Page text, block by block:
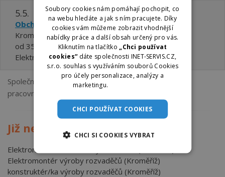
5.5.
Obchodní referenti
Kroměříž
od 35000 ,- Kč do 45000 ,- Kč
Elektro Kroměříž a.s.
Společnost Elektro Kroměříž a.s.
vystavuje 4 volná
pracovní místa .
Již neaktuální pracovní místa
Elektromechanici elektrických zařízení (Kroměříž)
Elektromontér výroby rozvaděčů (Kroměříž)
konstruktér/ka výroby rozvaděčů (Kroměříž)
Soubory cookies nám pomáhají pochopit, co
na webu hledáte a jak s ním pracujete. Díky
cookies vám můžeme zobrazit vhodnější
nabídky práce a další obsah určený pro vás.
Kliknutím na tlačítko„Chci používat
cookies“ dáte společnosti INET-SERVIS.CZ,
s.r.o. souhlas s využíváním souborů Cookies
pro účely personalizace, analýzy a
marketingu.
CHCI POUŽÍVAT COOKIES
CHCI SI COOKIES VYBRAT